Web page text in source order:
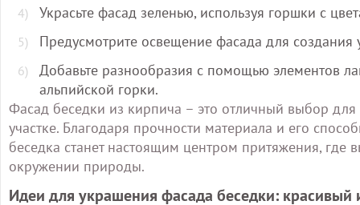
Украсьте фасад зеленью, используя горшки с
Предусмотрите освещение фасада для
Добавьте разнообразия с помощью элементов
альпийской горки.
Фасад беседки из кирпича – это отличный выбор для
участке. Благодаря прочности материала и его
беседка станет настоящим центром притяжения,
окружении природы.
Идеи для украшения фасада беседки: